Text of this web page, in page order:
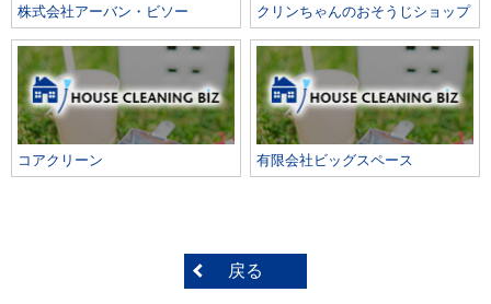
株式会社アーバン・ビソー クリンちゃんのおそうじショップ
コアクリーン 有限会社ビッグスペース
戻る